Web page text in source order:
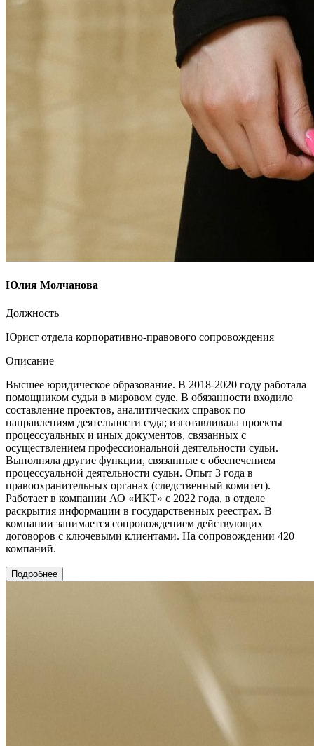
Юлия Молчанова
Должность
Юрист отдела корпоративно-правового сопровождения
Описание
Высшее юридическое образование. В 2018-2020 году работала
помощником судьи в мировом суде. В обязанности входило
составление проектов, аналитических справок по
направлениям деятельности суда; изготавливала проекты
процессуальных и иных документов, связанных с
осуществлением профессиональной деятельности судьи.
Выполняла другие функции, связанные с обеспечением
процессуальной деятельности судьи. Опыт 3 года в
правоохранительных органах (следственный комитет).
Работает в компании АО «ИКТ» с 2022 года, в отделе
раскрытия информации в государственных реестрах. В
компании занимается сопровождением действующих
договоров с ключевыми клиентами. На сопровождении 420
компаний.
Подробнее